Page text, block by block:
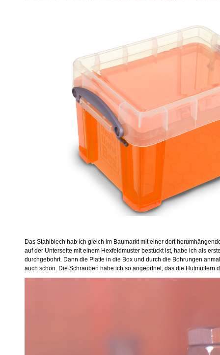
Das Stahlblech hab ich gleich im Baumarkt mit einer dort
auf der Unterseite mit einem Hexfeldmuster bestückt ist, habe ich als
durchgebohrt. Dann die Platte in die Box und durch die Bohrungen
auch schon. Die Schrauben habe ich so angeortnet, das die Hutmuttern